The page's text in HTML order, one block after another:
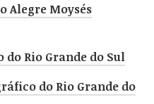
Alegre Moysés
do Rio Grande do Sul
do Rio Grande do